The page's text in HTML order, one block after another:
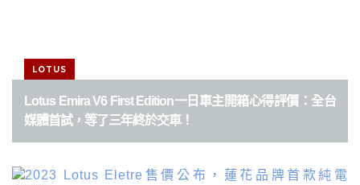
LOTUS
Lotus Emira V6 First Edition一日車主開箱心得評價：全台
媒體首試，等了三年終於交車！